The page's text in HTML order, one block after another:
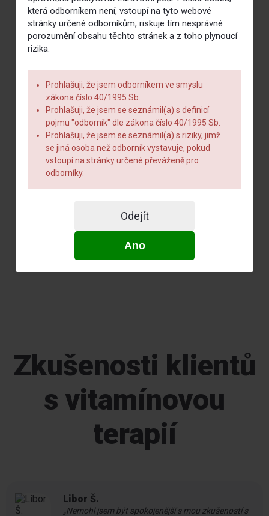
která odborníkem není, vstoupí na tyto webové
stránky určené odborníkům, riskuje tím nesprávné
porozumění obsahu těchto stránek a z toho plynoucí
rizika.
Prohlašuji, že jsem odborníkem ve smyslu
zákona číslo 40/1995 Sb.
Prohlašuji, že jsem se seznámil(a) s definicí
pojmu "odborník" dle zákona číslo 40/1995 Sb.
Prohlašuji, že jsem se seznámil(a) s riziky, jimž
se jiná osoba než odborník vystavuje, pokud
vstoupí na stránky určené převáženě pro
odborníky.
Odejít
Ano
Zkušenosti klientů
s vitamínovou
terapií
Libor Š.
„Nemohl jsem být spokojenější s mou zkušeností s